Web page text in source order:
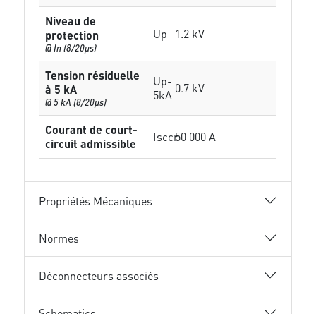
Niveau de
protection
@ In (8/20µs)
Up 1.2 kV
Tension résiduelle
à 5 kA
@ 5 kA (8/20µs)
Up-
5kA 0.7 kV
Courant de court-
circuit admissible
Isccr50 000 A
Propriétés Mécaniques
Normes
Déconnecteurs associés